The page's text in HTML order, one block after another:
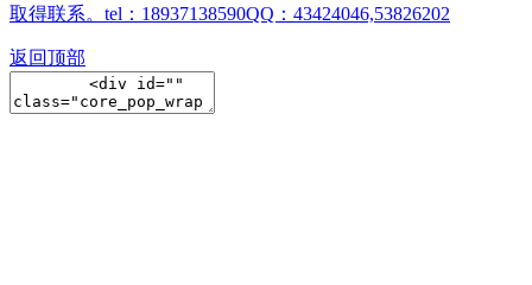
取得联系。tel：18937138590QQ：43424046,53826202
返回顶部